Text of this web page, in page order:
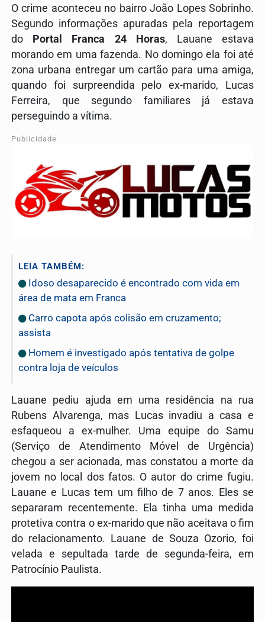
O crime aconteceu no bairro João Lopes Sobrinho.
Segundo informações apuradas pela reportagem
do Portal Franca 24 Horas, Lauane estava
morando em uma fazenda. No domingo ela foi até
zona urbana entregar um cartão para uma amiga,
quando foi surpreendida pelo ex-marido, Lucas
Ferreira, que segundo familiares já estava
perseguindo a vítima.
Publicidade
LEIA TAMBÉM:
Idoso desaparecido é encontrado com vida em
área de mata em Franca
Carro capota após colisão em cruzamento;
assista
Homem é investigado após tentativa de golpe
contra loja de veículos
Lauane pediu ajuda em uma residência na rua
Rubens Alvarenga, mas Lucas invadiu a casa e
esfaqueou a ex-mulher. Uma equipe do Samu
(Serviço de Atendimento Móvel de Urgência)
chegou a ser acionada, mas constatou a morte da
jovem no local dos fatos. O autor do crime fugiu.
Lauane e Lucas tem um filho de 7 anos. Eles se
separaram recentemente. Ela tinha uma medida
protetiva contra o ex-marido que não aceitava o fim
do relacionamento. Lauane de Souza Ozorio, foi
velada e sepultada tarde de segunda-feira, em
Patrocínio Paulista.